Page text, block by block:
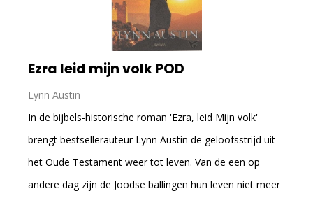
Ezra leid mijn volk POD
Lynn Austin
In de bijbels-historische roman 'Ezra, leid Mijn volk'
brengt bestsellerauteur Lynn Austin de geloofsstrijd uit
het Oude Testament weer tot leven. Van de een op
andere dag zijn de Joodse ballingen hun leven niet meer